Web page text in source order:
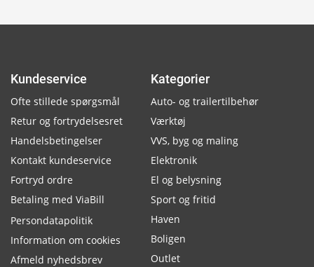
Kundeservice
Ofte stillede spørgsmål
Retur og fortrydelsesret
Handelsbetingelser
Kontakt kundeservice
Fortryd ordre
Betaling med ViaBill
Persondatapolitik
Information om cookies
Afmeld nyhedsbrev
Kategorier
Auto- og trailertilbehør
Værktøj
VVS, byg og maling
Elektronik
El og belysning
Sport og fritid
Haven
Boligen
Outlet